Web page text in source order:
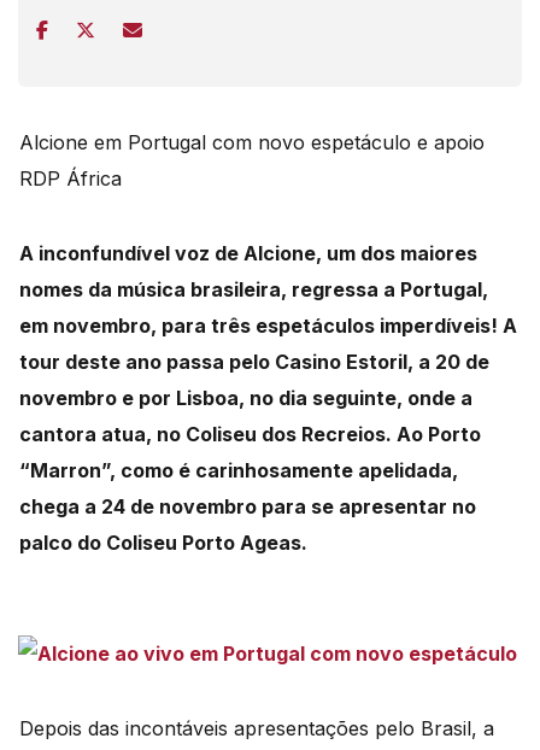
Alcione em Portugal com novo espetáculo e apoio
RDP África
A inconfundível voz de Alcione, um dos maiores
nomes da música brasileira, regressa a Portugal,
em novembro, para três espetáculos imperdíveis! A
tour deste ano passa pelo Casino Estoril, a 20 de
novembro e por Lisboa, no dia seguinte, onde a
cantora atua, no Coliseu dos Recreios. Ao Porto
“Marron”, como é carinhosamente apelidada,
chega a 24 de novembro para se apresentar no
palco do Coliseu Porto Ageas.
Depois das incontáveis apresentações pelo Brasil, a